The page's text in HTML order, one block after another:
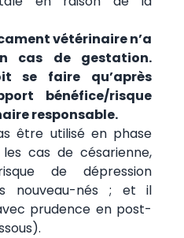
vétérinaire n’a
cas de gestation.
se faire qu’après
bénéfice/risque
responsable.
être utilisé en phase
cas de césarienne,
de dépression
nouveau-nés ; et il
prudence en post-